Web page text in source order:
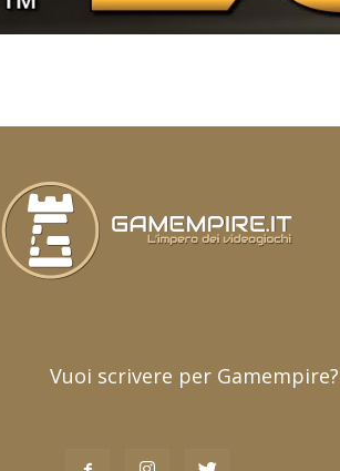
Vuoi scrivere per Gamempire?